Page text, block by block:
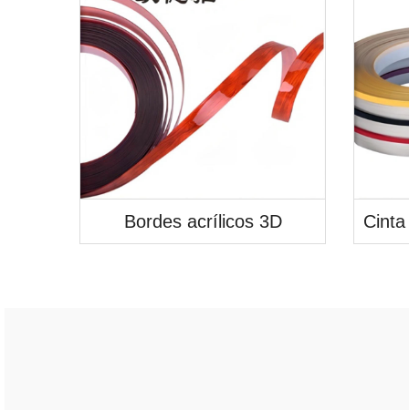
Bordes acrílicos 3D